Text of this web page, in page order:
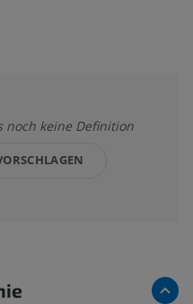
noch keine Definition